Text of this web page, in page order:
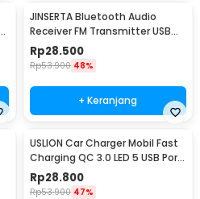
JINSERTA Bluetooth Audio
Receiver FM Transmitter USB
Charger - X8
Rp28.500
Rp53.900 48%
+ Keranjang
USLION Car Charger Mobil Fast
Charging QC 3.0 LED 5 USB Port
A 15A 18W - BK-359
Rp28.800
Rp53.900 47%